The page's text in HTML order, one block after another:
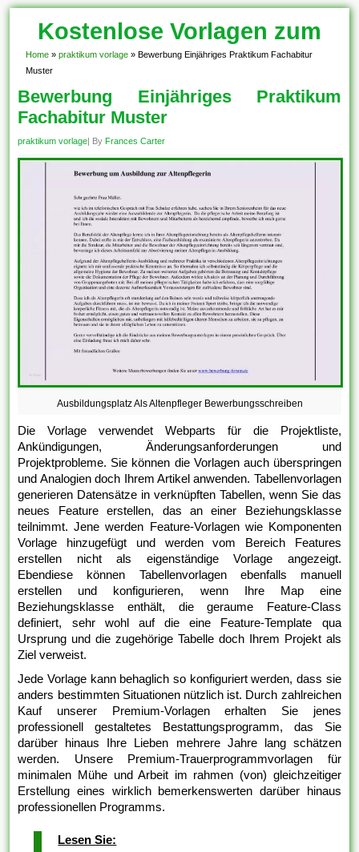
Kostenlose Vorlagen zum
Download!
Home » praktikum vorlage » Bewerbung Einjähriges Praktikum Fachabitur
Muster
Bewerbung Einjähriges Praktikum
Fachabitur Muster
praktikum vorlage| By Frances Carter
Ausbildungsplatz Als Altenpfleger Bewerbungsschreiben
Die Vorlage verwendet Webparts für die Projektliste,
Ankündigungen, Änderungsanforderungen und
Projektprobleme. Sie können die Vorlagen auch überspringen
und Analogien doch Ihrem Artikel anwenden. Tabellenvorlagen
generieren Datensätze in verknüpften Tabellen, wenn Sie das
neues Feature erstellen, das an einer Beziehungsklasse
teilnimmt. Jene werden Feature-Vorlagen wie Komponenten
Vorlage hinzugefügt und werden vom Bereich Features
erstellen nicht als eigenständige Vorlage angezeigt.
Ebendiese können Tabellenvorlagen ebenfalls manuell
erstellen und konfigurieren, wenn Ihre Map eine
Beziehungsklasse enthält, die geraume Feature-Class
definiert, sehr wohl auf die eine Feature-Template qua
Ursprung und die zugehörige Tabelle doch Ihrem Projekt als
Ziel verweist.
Jede Vorlage kann behaglich so konfiguriert werden, dass sie
anders bestimmten Situationen nützlich ist. Durch zahlreichen
Kauf unserer Premium-Vorlagen erhalten Sie jenes
professionell gestaltetes Bestattungsprogramm, das Sie
darüber hinaus Ihre Lieben mehrere Jahre lang schätzen
werden. Unsere Premium-Trauerprogrammvorlagen für
minimalen Mühe und Arbeit im rahmen (von) gleichzeitiger
Erstellung eines wirklich bemerkenswerten darüber hinaus
professionellen Programms.
Lesen Sie: